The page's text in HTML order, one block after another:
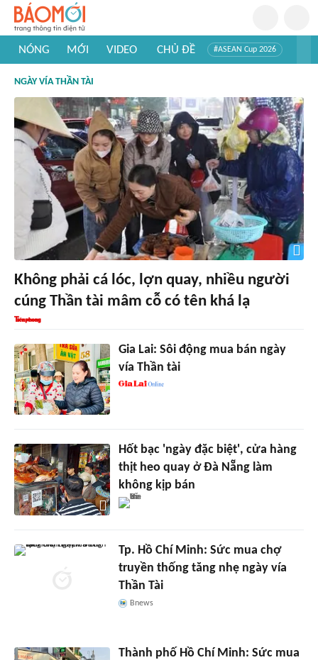
NÓNG MỚI VIDEO CHỦ ĐỀ #ASEAN Cup 2026
#Khám phá thế giới
NGÀY VÍA THẦN TÀI
Không phải cá lóc, lợn quay, nhiều người
cúng Thần tài mâm cỗ có tên khá lạ
Gia Lai: Sôi động mua bán ngày
vía Thần tài
Hốt bạc 'ngày đặc biệt', cửa hàng
thịt heo quay ở Đà Nẵng làm
không kịp bán
Tp. Hồ Chí Minh: Sức mua chợ
truyền thống tăng nhẹ ngày vía
Thần Tài
Bnews
Thành phố Hồ Chí Minh: Sức mua